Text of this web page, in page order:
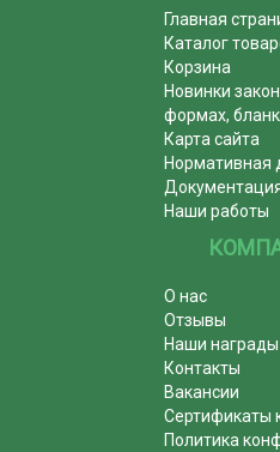
Главная
Каталог
Корзина
Новинки
формах,
Карта сайта
Нормативная
Наши работы
О нас
Отзывы
Наши награды
Контакты
Вакансии
Сертификаты
Политика